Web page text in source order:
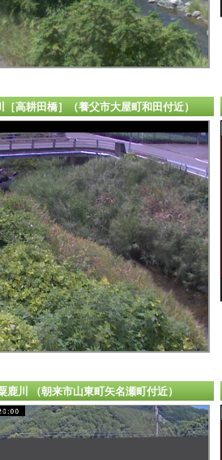
高耕田橋］（養父市大屋町和田付近）
川 （朝来市山東町矢名瀬町付近）